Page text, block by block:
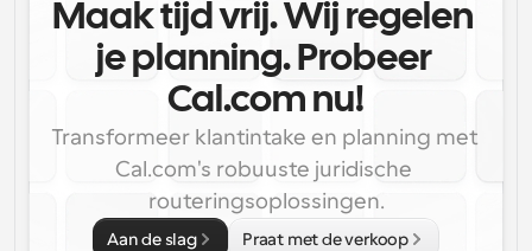
Maak tijd vrij. Wij regelen
je planning. Probeer
Cal.com nu!
Transformeer klantintake en planning met
Cal.com's robuuste juridische
routeringsoplossingen.
Aan de slag Praat met de verkoop